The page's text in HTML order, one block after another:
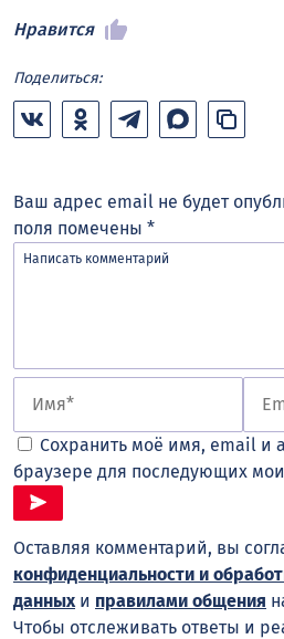
Нравится
Поделиться:
Ваш адрес email не будет
поля помечены *
Сохранить моё имя, email и
браузере для последующих
Оставляя комментарий, вы
конфиденциальности и
данных и правилами общения
Чтобы отслеживать ответы и